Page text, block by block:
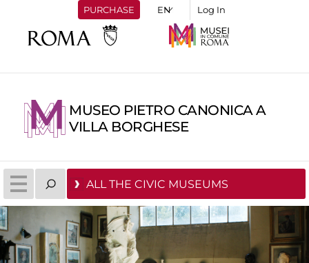
PURCHASE Log In
MUSEO PIETRO CANONICA A
VILLA BORGHESE
ALL THE CIVIC MUSEUMS